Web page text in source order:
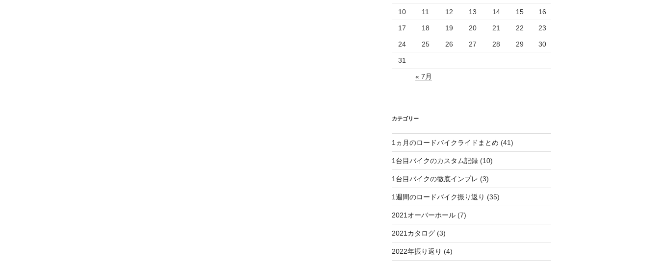
10 11 12 13 14 15 16
17 18 19 20 21 22 23
24 25 26 27 28 29 30
31
« 7月
カテゴリー
1ヵ月のロードバイクライドまとめ (41)
1台目バイクのカスタム記録(10)
1台目バイクの徹底インプレ (3)
1週間のロードバイク振り返り (35)
2021オーバーホール(7)
2021カタログ(3)
2022年振り返り (4)